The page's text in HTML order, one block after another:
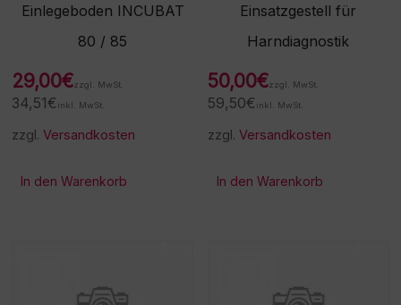
Einlegeboden INCUBAT
80 / 85
29,00€zzgl. MwSt.
34,51€ inkl. MwSt.
zzgl.Versandkosten
In den Warenkorb
Einsatzgestell für
Harndiagnostik
50,00€zzgl. MwSt.
59,50€ inkl. MwSt.
zzgl.Versandkosten
In den Warenkorb